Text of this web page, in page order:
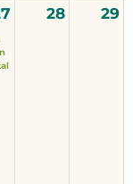
(Jour 1)
: Hamilton ●
28 29